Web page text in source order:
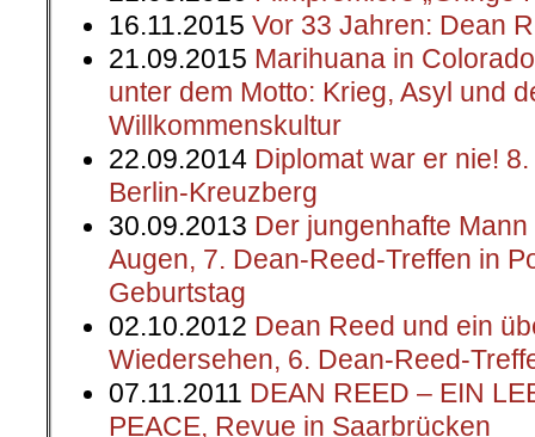
16.11.2015 Vor 33 Jahren: Dean
21.09.2015 Marihuana in
unter dem Motto: Krieg, Asyl und
Willkommenskultur
22.09.2014 Diplomat war er nie!
Berlin-Kreuzberg
30.09.2013 Der jungenhafte
Augen, 7. Dean-Reed-Treffen in
Geburtstag
02.10.2012 Dean Reed und ein
Wiedersehen, 6. Dean-Reed-
07.11.2011 DEAN REED – EIN
PEACE, Revue in Saarbrücken